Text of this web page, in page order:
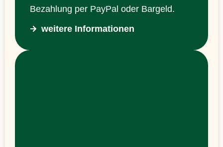
Bezahlung per PayPal oder Bargeld.
weitere Informationen